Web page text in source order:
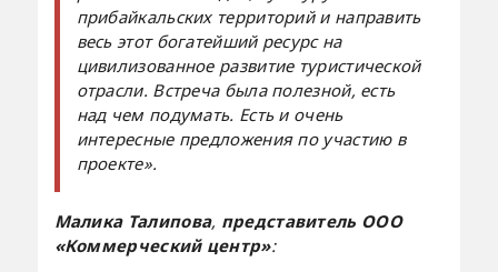
прибайкальских территорий и направить
весь этот богатейший ресурс на
цивилизованное развитие туристической
отрасли. Встреча была полезной, есть
над чем подумать. Есть и очень
интересные предложения по участию в
проекте».
Малика Талипова, представитель ООО
«Коммерческий центр»: